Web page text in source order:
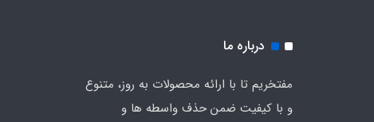
درباره ما
مفتخریم تا با ارائه محصولات به روز، متنوع
و با کیفیت ضمن حذف واسطه ها و